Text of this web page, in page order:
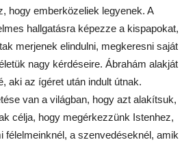
hogy emberközeliek legyenek. A
hallgatásra képezze a kispapokat,
merjenek elindulni, megkeresni saját
nagy kérdéseire. Ábrahám alakját
aki az ígéret után indult útnak.
van a világban, hogy azt alakítsuk,
célja, hogy megérkezzünk Istenhez,
félelmeinknél, a szenvedéseknél, amik